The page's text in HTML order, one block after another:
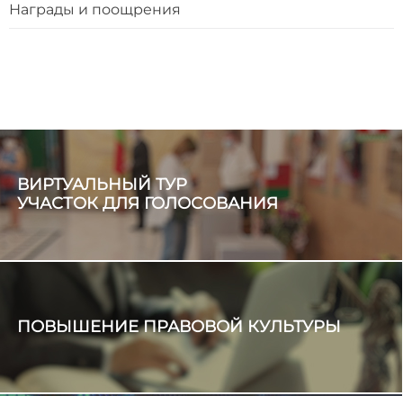
Награды и поощрения
ВИРТУАЛЬНЫЙ ТУР
УЧАСТОК ДЛЯ ГОЛОСОВАНИЯ
ПОВЫШЕНИЕ ПРАВОВОЙ КУЛЬТУРЫ